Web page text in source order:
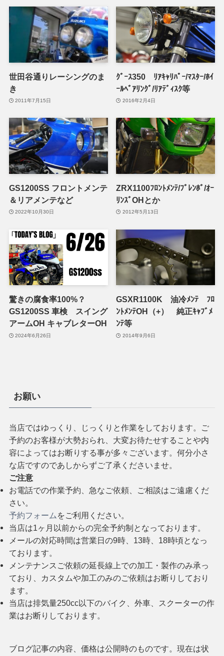
世田谷通りレーシングのま
き
2011年7月15日
ｸﾞｰｽ350 ﾘｱｷｬﾘﾊﾟｰ/ﾏｽﾀｰ/ﾎｲ
ｰﾙﾍﾞｱﾘﾝｸﾞ/ﾘｱﾃﾞｨｽｸ等
2016年2月4日
GS1200SS フロントメンテ
＆リアメンテなど
2022年10月30日
ZRX1100ﾌﾛﾝﾄﾒﾝﾃ/ﾌﾞﾚﾝﾎﾞ/ｵｰ
ﾘﾝｽﾞOHとか
2012年5月13日
驚きの腐食率100%？
GS1200SS 車検 スイング
アームOH キャブレターOH
2024年6月26日
GSXR1100K 油冷ﾒﾝﾃ ﾌﾛ
ﾝﾄﾒﾝﾃOH（+） 純正ｷｬﾌﾞﾒ
ﾝﾃ等
2014年9月6日
お願い
当店ではゆっくり、じっくりと作業をしております。ご
予約のお客様が大勢おられ、大変お待たせすることや内
容によってはお断りする事が多々ございます。何分小さ
な店ですのであしからずご了承くださいませ。
ご注意
お電話での作業予約、急なご依頼、ご相談はご遠慮くだ
さい。
予約フォーム をご利用ください。
当店は1ヶ月以前からの完全予約制となっております。
メールの対応時間は営業日の9時、13時、18時頃となっ
ております。
メンテナンスご依頼の延長線上での加工・製作のみ承っ
ており、カスタムや加工のみのご依頼はお断りしており
ます。
当店は排気量250cc以下のバイク、外車、スクーターの作
業はお断りしております。
ブログ記事の内容、価格は公開時のものです。現在は状